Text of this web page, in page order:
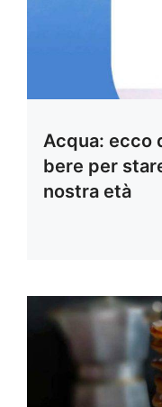
Acqua: ecco
bere per
nostra età